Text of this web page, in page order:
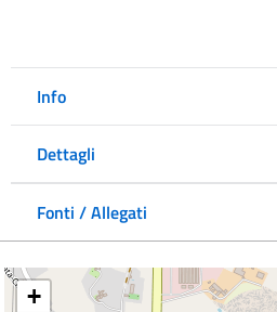
Info
Dettagli
Fonti / Allegati
+